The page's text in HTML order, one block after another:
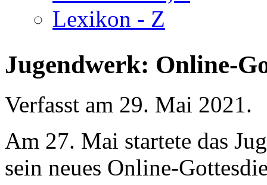
Lexikon - Z
Jugendwerk: Online-
Verfasst am 29. Mai 2021.
Am 27. Mai startete das
sein neues Online-